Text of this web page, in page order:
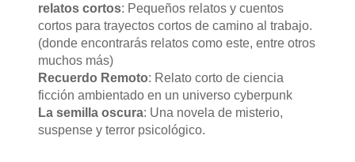
relatos cortos: Pequeños relatos y cuentos
cortos para trayectos cortos de camino al trabajo.
(donde encontrarás relatos como este, entre otros
muchos más)
Recuerdo Remoto: Relato corto de ciencia
ficción ambientado en un universo cyberpunk
La semilla oscura: Una novela de misterio,
suspense y terror psicológico.